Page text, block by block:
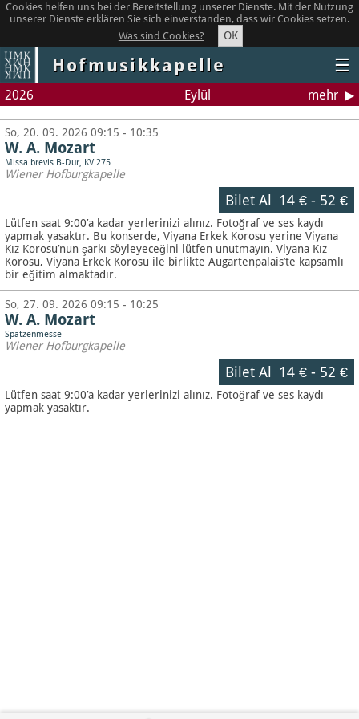
Cookies helfen uns bei der Bereitstellung unserer Dienste. Mit der Nutzung
unserer Dienste erklären Sie sich einverstanden, dass wir Cookies setzen.
Was sind Cookies?
OK
Hofmusikkapelle ☰
2026 Eylül mehr
So, 20. 09. 2026 09:15 - 10:35
W. A. Mozart
Missa brevis B-Dur, KV 275
Wiener Hofburgkapelle
Bilet Al 14 €- 52 €
Lütfen saat 9:00’a kadar yerlerinizi alınız. Fotoğraf ve ses kaydı
yapmak yasaktır. Bu konserde, Viyana Erkek Korosu yerine Viyana
Kız Korosu’nun şarkı söyleyeceğini lütfen unutmayın. Viyana Kız
Korosu, Viyana Erkek Korosu ile birlikte Augartenpalais’te kapsamlı
bir eğitim almaktadır.
So, 27. 09. 2026 09:15 - 10:25
W. A. Mozart
Spatzenmesse
Wiener Hofburgkapelle
Bilet Al 14 €- 52 €
Lütfen saat 9:00’a kadar yerlerinizi alınız. Fotoğraf ve ses kaydı
yapmak yasaktır.